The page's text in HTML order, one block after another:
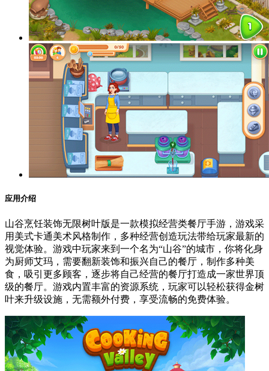
应用介绍
山谷烹饪装饰无限树叶版是一款模拟经营类餐厅手游，游戏采
用美式卡通美术风格制作，多种经营创造玩法带给玩家最新的
视觉体验。游戏中玩家来到一个名为“山谷”的城市，你将化身
为厨师艾玛，需要翻新装饰和振兴自己的餐厅，制作多种美
食，吸引更多顾客，逐步将自己经营的餐厅打造成一家世界顶
级的餐厅。游戏内置丰富的资源系统，玩家可以轻松获得金树
叶来升级设施，无需额外付费，享受流畅的免费体验。